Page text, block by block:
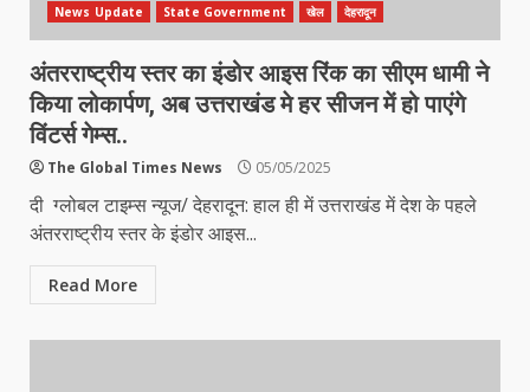
News Update State Government खेल देहरादून
अंतरराष्ट्रीय स्तर का इंडोर आइस रिंक का सीएम धामी ने
किया लोकार्पण, अब उत्तराखंड मे हर सीजन में हो पाएंगे
विंटर्स गेम्स..
The Global Times News 05/05/2025
दी ग्लोबल टाइम्स न्यूज/ देहरादून: हाल ही में उत्तराखंड में देश के पहले
अंतरराष्ट्रीय स्तर के इंडोर आइस...
Read More